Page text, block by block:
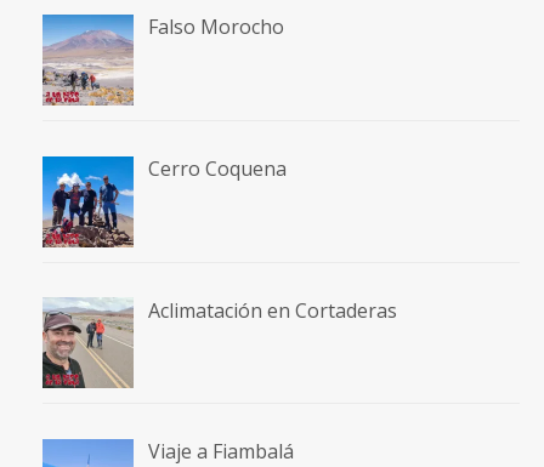
Falso Morocho
Cerro Coquena
Aclimatación en Cortaderas
Viaje a Fiambalá